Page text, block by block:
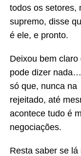
todos os setores,
supremo, disse
é ele, e pronto.
Deixou bem
pode dizer
só que, nunca
rejeitado, até
acontece tudo é
negociações.
Resta saber se